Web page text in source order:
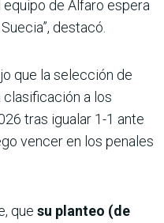
equipo de Alfaro espera
destacó.
que la selección de
clasificación a los
tras igualar 1-1 ante
vencer en los penales
que su planteo (de